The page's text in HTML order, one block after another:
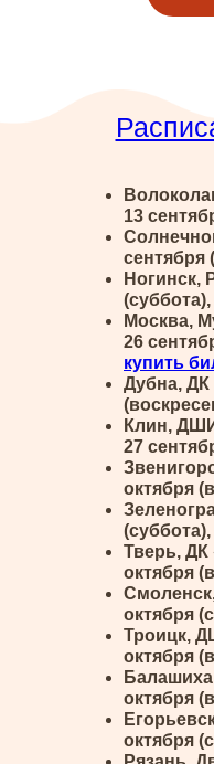
13
сентября
Ногинск,
Москва,
26
купить
Дубна, ДК
Клин,
27
октября
(суббота),
Тверь, ДК
октября
октября
Троицк,
октября
октября
октября